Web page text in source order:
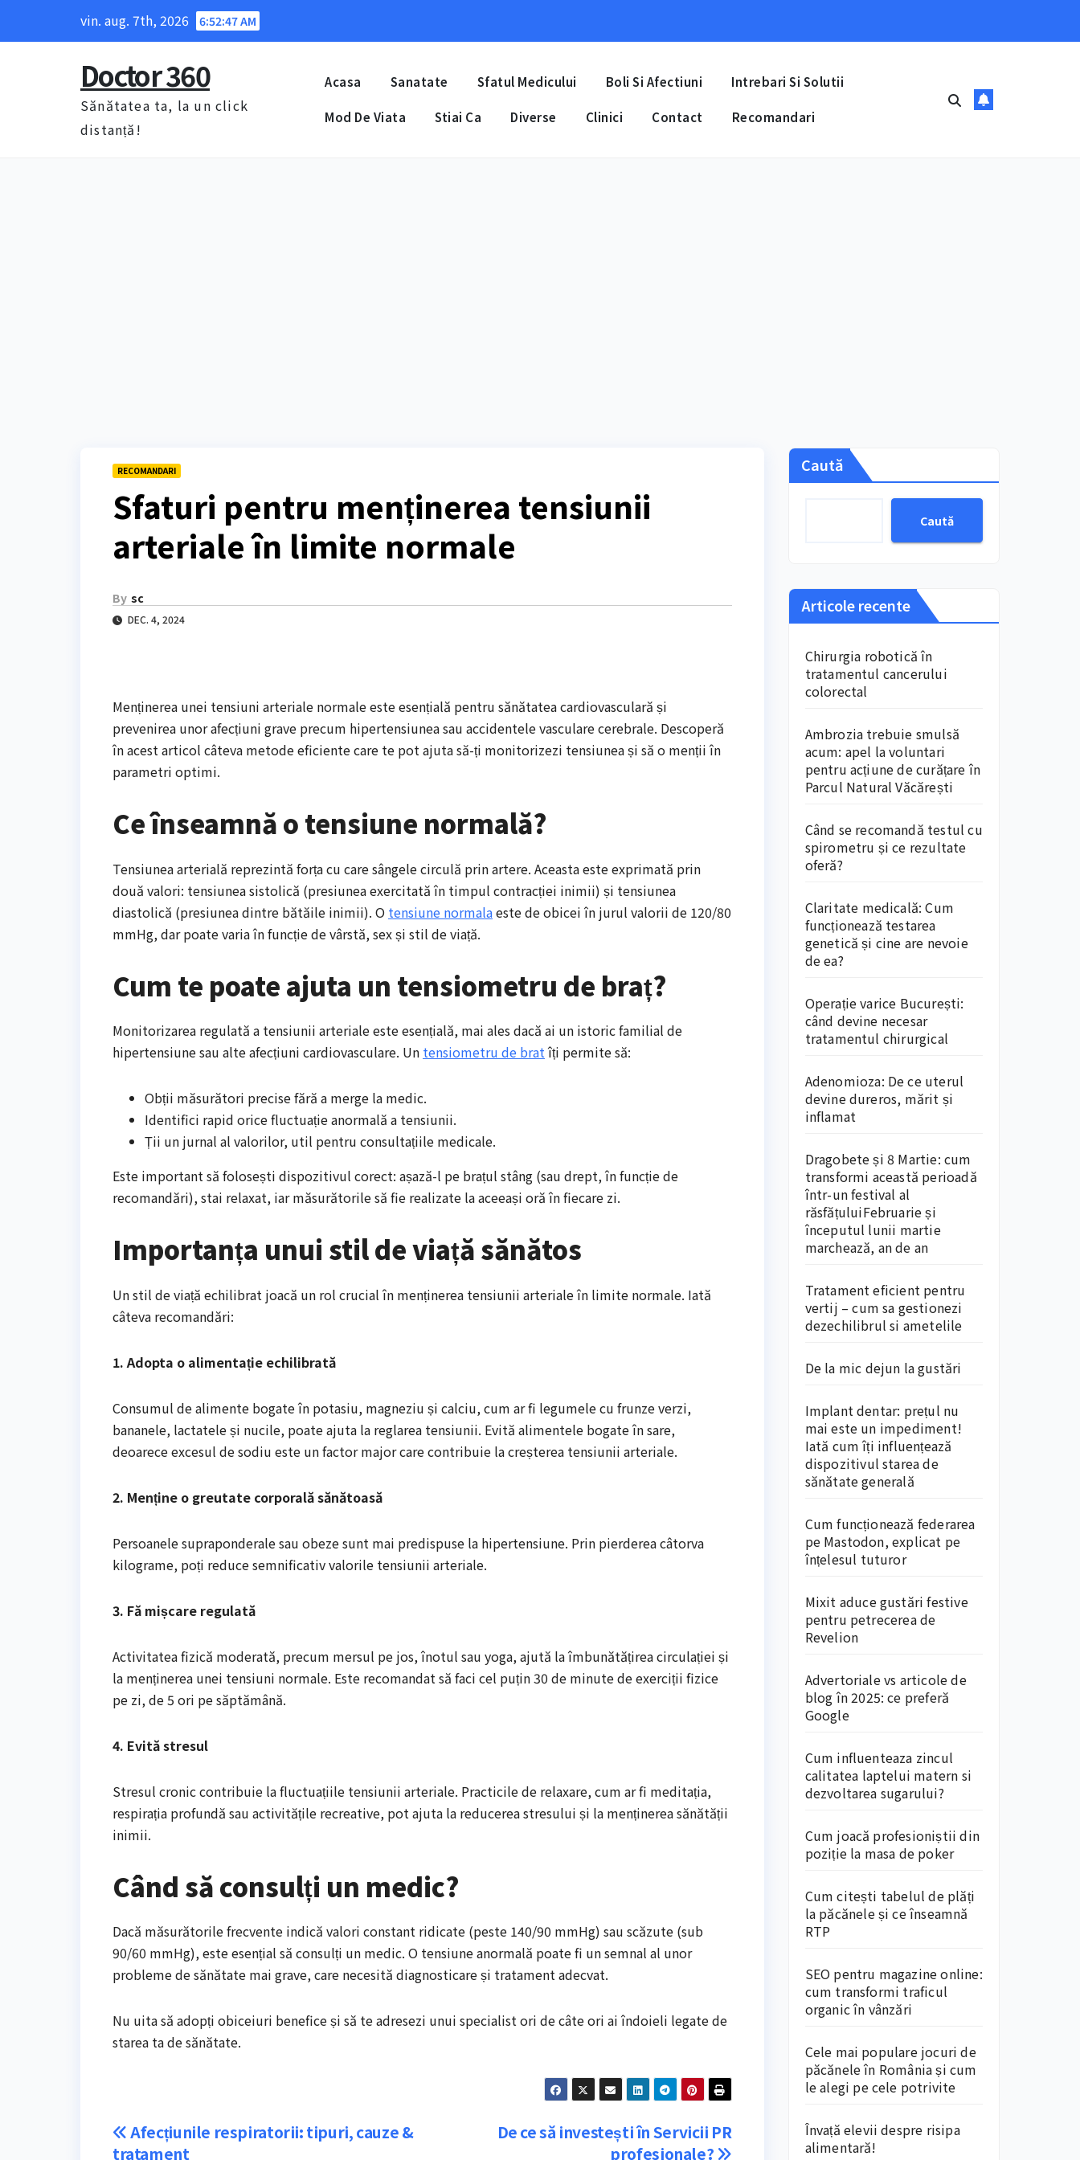
vin. aug. 7th, 2026 6:52:48 AM
Doctor 360
Sănătatea ta, la un click
distanță!
Acasa Sanatate Sfatul Medicului Boli Si Afectiuni Intrebari Si Solutii
Mod De Viata Stiai Ca Diverse Clinici Contact Recomandari
RECOMANDARI
Sfaturi pentru menținerea tensiunii
arteriale în limite normale
By sc
DEC. 4, 2024
Menținerea unei tensiuni arteriale normale este esențială pentru sănătatea cardiovasculară și
prevenirea unor afecțiuni grave precum hipertensiunea sau accidentele vasculare cerebrale. Descoperă
în acest articol câteva metode eficiente care te pot ajuta să-ți monitorizezi tensiunea și să o menții în
parametri optimi.
Ce înseamnă o tensiune normală?
Tensiunea arterială reprezintă forța cu care sângele circulă prin artere. Aceasta este exprimată prin
două valori: tensiunea sistolică (presiunea exercitată în timpul contracției inimii) și tensiunea
diastolică (presiunea dintre bătăile inimii). O tensiune normalaeste de obicei în jurul valorii de 120/80
mmHg, dar poate varia în funcție de vârstă, sex și stil de viață.
Cum te poate ajuta un tensiometru de braț?
Monitorizarea regulată a tensiunii arteriale este esențială, mai ales dacă ai un istoric familial de
hipertensiune sau alte afecțiuni cardiovasculare. Un tensiometru de bratîți permite să:
Obții măsurători precise fără a merge la medic.
Identifici rapid orice fluctuație anormală a tensiunii.
Ții un jurnal al valorilor, util pentru consultațiile medicale.
Este important să folosești dispozitivul corect: așază-l pe brațul stâng (sau drept, în funcție de
recomandări), stai relaxat, iar măsurătorile să fie realizate la aceeași oră în fiecare zi.
Importanța unui stil de viață sănătos
Un stil de viață echilibrat joacă un rol crucial în menținerea tensiunii arteriale în limite normale. Iată
câteva recomandări:
1. Adopta o alimentație echilibrată
Consumul de alimente bogate în potasiu, magneziu și calciu, cum ar fi legumele cu frunze verzi,
bananele, lactatele și nucile, poate ajuta la reglarea tensiunii. Evită alimentele bogate în sare,
deoarece excesul de sodiu este un factor major care contribuie la creșterea tensiunii arteriale.
2. Menține o greutate corporală sănătoasă
Persoanele supraponderale sau obeze sunt mai predispuse la hipertensiune. Prin pierderea câtorva
kilograme, poți reduce semnificativ valorile tensiunii arteriale.
3. Fă mișcare regulată
Activitatea fizică moderată, precum mersul pe jos, înotul sau yoga, ajută la îmbunătățirea circulației și
la menținerea unei tensiuni normale. Este recomandat să faci cel puțin 30 de minute de exerciții fizice
pe zi, de 5 ori pe săptămână.
4. Evită stresul
Stresul cronic contribuie la fluctuațiile tensiunii arteriale. Practicile de relaxare, cum ar fi meditația,
respirația profundă sau activitățile recreative, pot ajuta la reducerea stresului și la menținerea sănătății
inimii.
Când să consulți un medic?
Dacă măsurătorile frecvente indică valori constant ridicate (peste 140/90 mmHg) sau scăzute (sub
90/60 mmHg), este esențial să consulți un medic. O tensiune anormală poate fi un semnal al unor
probleme de sănătate mai grave, care necesită diagnosticare și tratament adecvat.
Nu uita să adopți obiceiuri benefice și să te adresezi unui specialist ori de câte ori ai îndoieli legate de
starea ta de sănătate.
Navigare
De ce să investești în Servicii PR
profesionale?
Afecțiunile respiratorii: tipuri, cauze &
tratament
Caută
Caută
Articole recente
Chirurgia robotică în
tratamentul cancerului
colorectal
Ambrozia trebuie smulsă
acum: apel la voluntari
pentru acțiune de curățare în
Parcul Natural Văcărești
Când se recomandă testul cu
spirometru și ce rezultate
oferă?
Claritate medicală: Cum
funcționează testarea
genetică și cine are nevoie
de ea?
Operație varice București:
când devine necesar
tratamentul chirurgical
Adenomioza: De ce uterul
devine dureros, mărit și
inflamat
Dragobete și 8 Martie: cum
transformi această perioadă
într-un festival al
răsfățuluiFebruarie și
începutul lunii martie
marchează, an de an
Tratament eficient pentru
vertij – cum sa gestionezi
dezechilibrul si ametelile
De la mic dejun la gustări
Implant dentar: prețul nu
mai este un impediment!
Iată cum îți influențează
dispozitivul starea de
sănătate generală
Cum funcționează federarea
pe Mastodon, explicat pe
înțelesul tuturor
Mixit aduce gustări festive
pentru petrecerea de
Revelion
Advertoriale vs articole de
blog în 2025: ce preferă
Google
Cum influenteaza zincul
calitatea laptelui matern si
dezvoltarea sugarului?
Cum joacă profesioniștii din
poziție la masa de poker
Cum citești tabelul de plăți
la păcănele și ce înseamnă
RTP
SEO pentru magazine online:
cum transformi traficul
organic în vânzări
Cele mai populare jocuri de
păcănele în România și cum
le alegi pe cele potrivite
Învață elevii despre risipa
alimentară!